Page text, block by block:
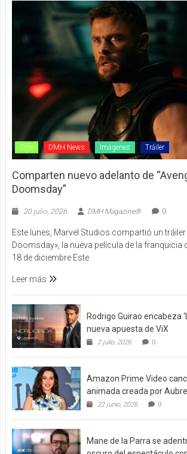
Cine DMH News Imágenes Tráiler
Comparten nuevo adelanto de
Doomsday”
20 julio, 2026 DMH Magazine® 0
Este lunes, Marvel Studios compartió un tráiler
Doomsday», la nueva película de la franquicia
18 de diciembre Este
Leer más
Rodrigo Guirao encabeza
nueva apuesta de ViX
2 julio, 2026 0
Amazon Prime Video
animada creada por
22 junio, 2026 0
Mane de la Parra se